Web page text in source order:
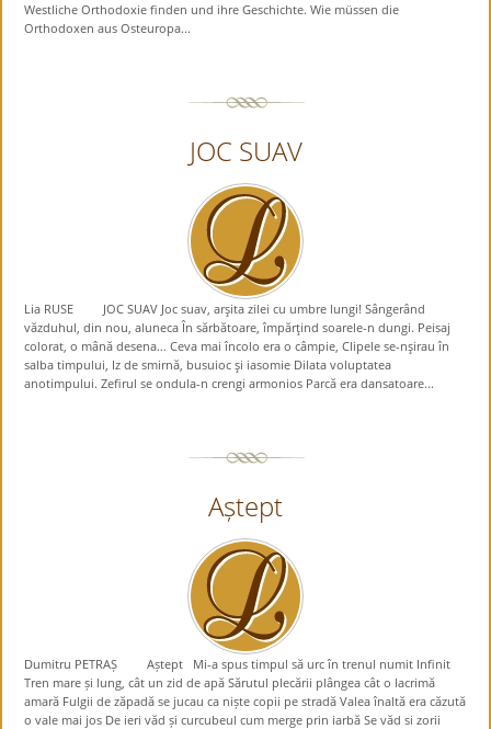
Westliche Orthodoxie finden und ihre Geschichte. Wie müssen die
Orthodoxen aus Osteuropa...
JOC SUAV
Lia RUSE JOC SUAV Joc suav, arşita zilei cu umbre lungi! Sângerând
văzduhul, din nou, aluneca În sărbătoare, împărţind soarele-n dungi. Peisaj
colorat, o mână desena… Ceva mai încolo era o câmpie, Clipele se-nşirau în
salba timpului, Iz de smirnă, busuioc şi iasomie Dilata voluptatea
anotimpului. Zefirul se ondula-n crengi armonios Parcă era dansatoare...
Aștept
Dumitru PETRAȘ Aștept Mi-a spus timpul să urc în trenul numit Infinit
Tren mare și lung, cât un zid de apă Sărutul plecării plângea cât o lacrimă
amară Fulgii de zăpadă se jucau ca niște copii pe stradă Valea înaltă era căzută
o vale mai jos De ieri văd și curcubeul cum merge prin iarbă Se văd si zorii